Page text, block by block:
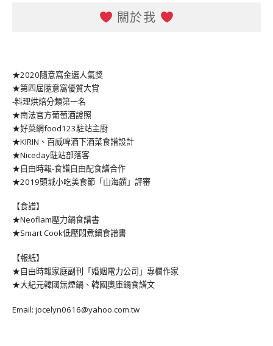
關於我
★2020隨意窩金選人氣獎
★第四屆隨意窩優質大賞
-料理烘焙分類第一名
★南法官方葡萄酒證照
★好菜網food123駐站主廚
★KIRIN、百威啤酒下酒菜食譜設計
★Niceday駐站部落客
★自由時報-食譜自由配食譜合作
★2019頭城小吃美食節「山海饌」評審
【食譜】
★Neoflam壓力鍋食譜書
★Smart Cook低壓悶煮鍋食譜書
【報紙】
★自由時報家庭副刊「婚姻電力公司」專欄作家
★大紀元韓國無煙鍋、韓國奧庫鍋食譜文
Email: jocelyn0616@yahoo.com.tw